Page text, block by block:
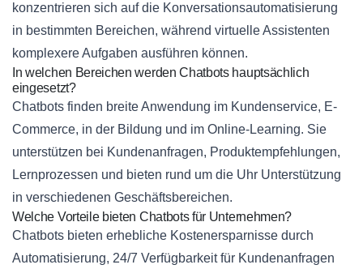
konzentrieren sich auf die Konversationsautomatisierung
in bestimmten Bereichen, während virtuelle Assistenten
komplexere Aufgaben ausführen können.
In welchen Bereichen werden Chatbots hauptsächlich
eingesetzt?
Chatbots finden breite Anwendung im Kundenservice, E-
Commerce, in der Bildung und im Online-Learning. Sie
unterstützen bei Kundenanfragen, Produktempfehlungen,
Lernprozessen und bieten rund um die Uhr Unterstützung
in verschiedenen Geschäftsbereichen.
Welche Vorteile bieten Chatbots für Unternehmen?
Chatbots bieten erhebliche Kostenersparnisse durch
Automatisierung, 24/7 Verfügbarkeit für Kundenanfragen